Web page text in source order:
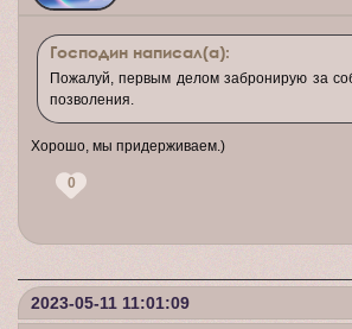
Господин написал(а):
Пожалуй, первым делом забронирую за
позволения.
Хорошо, мы придерживаем.)
0
2023-05-11 11:01:09